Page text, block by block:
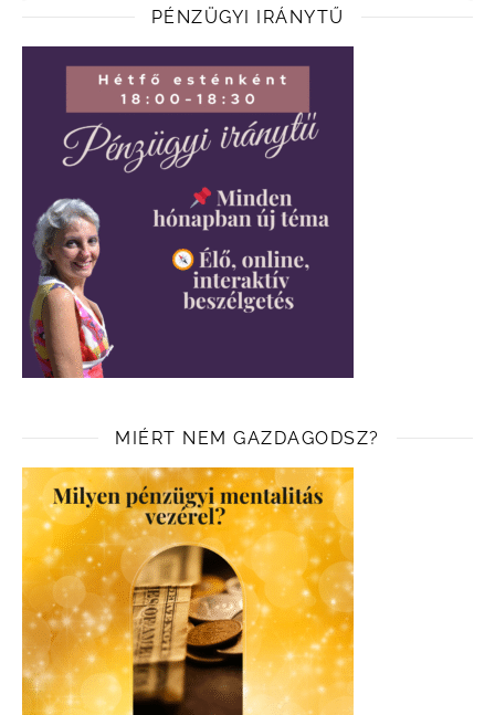
PÉNZÜGYI IRÁNYTŰ
MIÉRT NEM GAZDAGODSZ?